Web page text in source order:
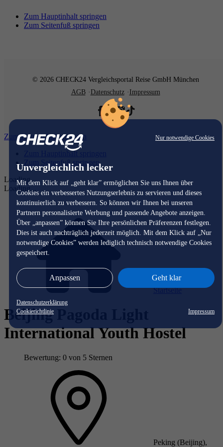
Nur notwendige Cookies
Unvergleichlich lecker
Mit dem Klick auf „geht klar” ermöglichen Sie uns Ihnen über
Cookies ein verbessertes Nutzungserlebnis zu servieren und dieses
kontinuierlich zu verbessern. So können wir Ihnen bei unseren
Partnern personalisierte Werbung und passende Angebote anzeigen.
Über „anpassen” können Sie Ihre persönlichen Präferenzen festlegen.
Dies ist auch nachträglich jederzeit möglich. Mit dem Klick auf „Nur
notwendige Cookies” werden lediglich technisch notwendige Cookies
gespeichert.
Anpassen Geht klar
Datenschutzerklärung
Cookierichtlinie
Impressum
Zum Hauptinhalt springen
Zum Seitenfuß springen
© 2026 CHECK24 Vergleichsportal Reise GmbH München
AGB
Datenschutz Impressum
Zum Hauptinhalt springen
Zum Hauptinhalt springen
Zum Seitenfuß springen
Loading...
Loading...
Startseite
Beijing Pagoda Light
International Youth Hostel
Bewertung: 0 von 5 Sternen
Peking (Beijing),